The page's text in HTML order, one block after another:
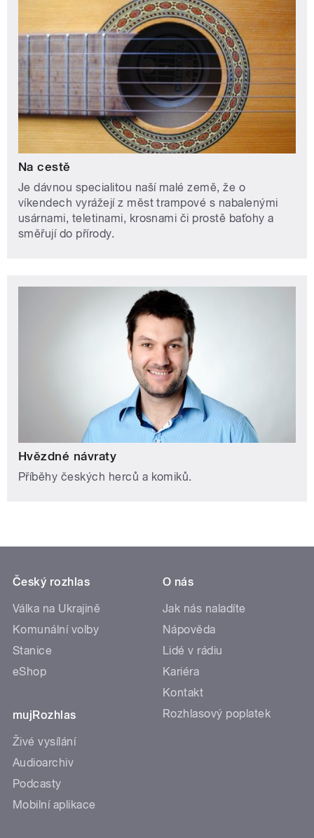
Na cestě
Je dávnou specialitou naší malé země, že o
víkendech vyrážejí z měst trampové s nabalenými
usárnami, teletinami, krosnami či prostě baťohy a
směřují do přírody.
Hvězdné návraty
Příběhy českých herců a komiků.
Český rozhlas
Válka na Ukrajině
Komunální volby
Stanice
eShop
mujRozhlas
Živé vysílání
Audioarchiv
Podcasty
Mobilní aplikace
O nás
Jak nás naladíte
Nápověda
Lidé v rádiu
Kariéra
Kontakt
Rozhlasový poplatek